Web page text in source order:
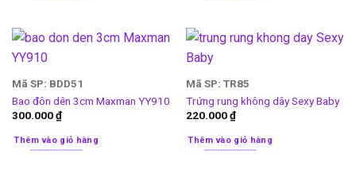
Mã SP: BDD51
Bao đôn dên 3cm Maxman YY910
300.000₫
Thêm vào giỏ hàng
Mã SP: TR85
Trứng rung không dây Sexy Baby
220.000₫
Thêm vào giỏ hàng